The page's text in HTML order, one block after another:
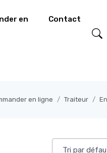
en Contact
en ligne Traiteur